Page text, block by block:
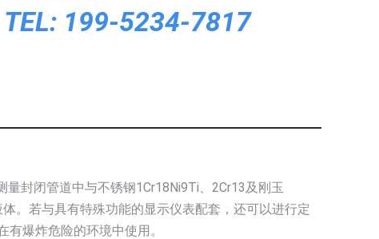
TEL: 199-5234-7817
封闭管道中与不锈钢1Cr18Ni9Ti、2Cr13及刚玉
。若与具有特殊功能的显示仪表配套，还可以进行定
爆炸危险的环境中使用。